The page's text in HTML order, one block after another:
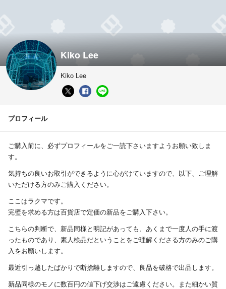
Kiko Lee
Kiko Lee
プロフィール
ご購入前に、必ずプロフィールをご一読下さいますようお願い致しま
す。
気持ちの良いお取引ができるように心がけていますので、以下、ご理解
いただける方のみご購入ください。
ここはラクマです。
完璧を求める方は百貨店で定価の新品をご購入下さい。
こちらの判断で、新品同様と明記があっても、あくまで一度人の手に渡
ったものであり、素人検品だということをご理解くださる方のみのご購
入をお願いします。
最近引っ越したばかりで断捨離しますので、良品を破格で出品します。
新品同様のモノに数百円の値下げ交渉はご遠慮ください。また細かい質